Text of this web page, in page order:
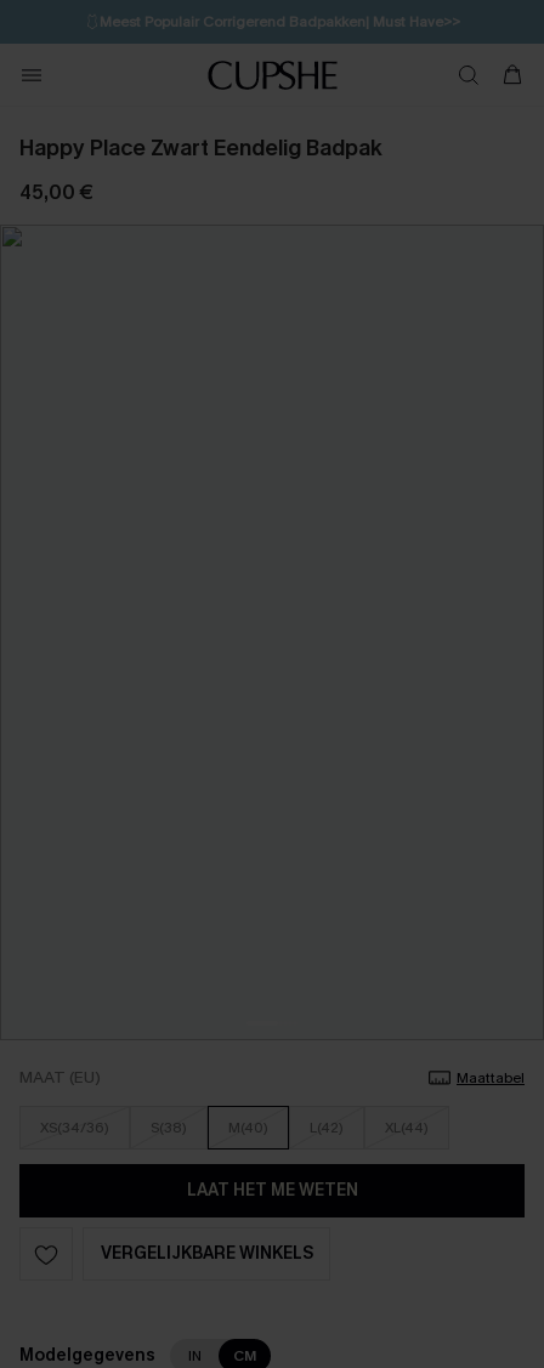
🩱Meest Populair Corrigerend Badpakken| Must Have>>
💌Abonneer je & ontvang tot 15% korting>>
Koop 3, krijg 15% korting | CODE: SW15
Happy Place Zwart Eendelig Badpak
45,00 €
MAAT (EU) Maattabel
XS(34/36) S(38) M(40) L(42) XL(44)
LAAT HET ME WETEN
VERGELIJKBARE WINKELS
Modelgegevens IN CM